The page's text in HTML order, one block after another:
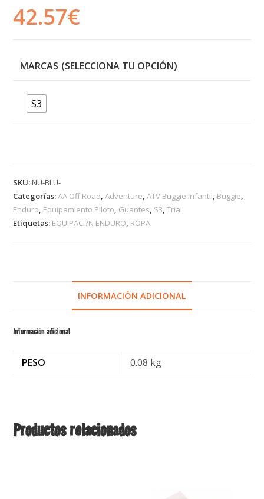
42.57€
MARCAS
S3
SKU:NU-BLU-
Categorías:AA Off Road,Adventure,ATV Buggie Infantil, Buggie,
Enduro, Equipamiento Piloto, Guantes, S3,Trial
Etiquetas: EQUIPACI?N ENDURO, ROPA
INFORMACIÓN ADICIONAL
Información adicional
PESO 0.08 kg
Productos relacionados